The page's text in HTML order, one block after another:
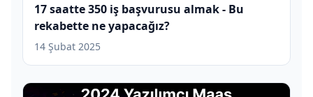
17 saatte 350 iş başvurusu almak - Bu
rekabette ne yapacağız?
14 Şubat 2025